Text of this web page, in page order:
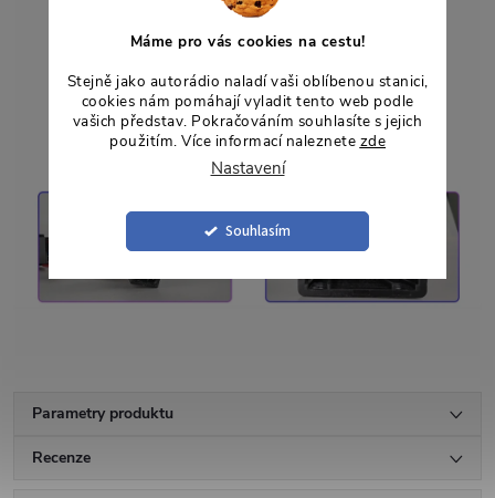
Máme pro vás cookies na cestu!
Stejně jako autorádio naladí vaši oblíbenou stanici,
cookies nám pomáhají vyladit tento web podle
vašich představ. Pokračováním souhlasíte s jejich
použitím. Více informací naleznete zde
Nastavení
Souhlasím
Parametry produktu
Recenze